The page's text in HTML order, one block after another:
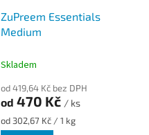
ZuPreem Essentials
Medium
Skladem
od 419,64 Kč bez DPH
od 470 Kč / ks
Měrná
cena:
od 302,67 Kč / 1 kg